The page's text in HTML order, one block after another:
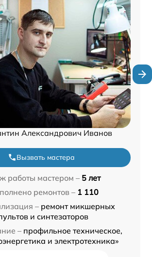
Александрович Иванов
Вызвать мастера
работы мастером – 5 лет
ремонтов – 1 110
– ремонт микшерных
и синтезаторов
– профильное техническое,
и электротехника»